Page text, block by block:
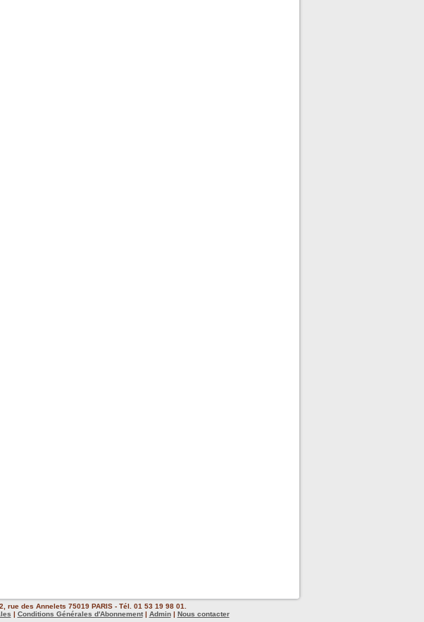
des Annelets 75019 PARIS - Tél. 01 53 19 98 01.
| Conditions Générales d'Abonnement| Admin| Nous contacter